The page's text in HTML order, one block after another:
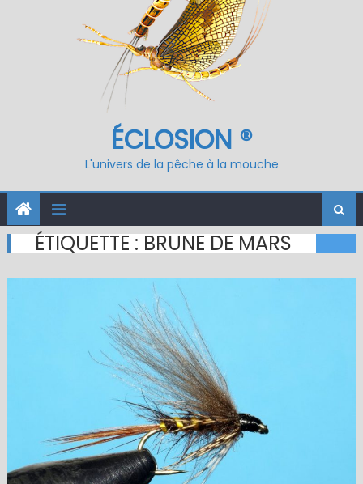
ÉCLOSION ®
L'univers de la pêche à la mouche
ÉTIQUETTE :BRUNE DE MARS